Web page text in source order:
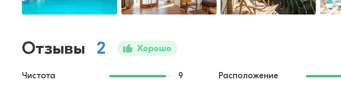
Отзывы 2 Хорошо
Чистота 9 Расположение